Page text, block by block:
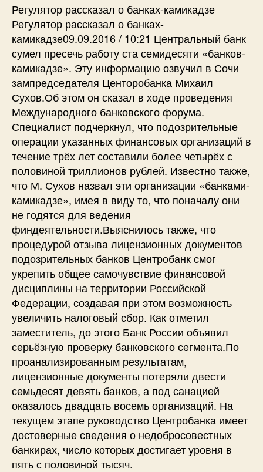
Регулятор рассказал о банках-камикадзе
Регулятор рассказал о банках-
камикадзе09.09.2016 / 10:21 Центральный банк
сумел пресечь работу ста семидесяти «банков-
камикадзе». Эту информацию озвучил в Сочи
зампредседателя Центоробанка Михаил
Сухов.Об этом он сказал в ходе проведения
Международного банковского форума.
Специалист подчеркнул, что подозрительные
операции указанных финансовых организаций в
течение трёх лет составили более четырёх с
половиной триллионов рублей. Известно также,
что М. Сухов назвал эти организации «банками-
камикадзе», имея в виду то, что поначалу они
не годятся для ведения
финдеятельности.Выяснилось также, что
процедурой отзыва лицензионных документов
подозрительных банков Центробанк смог
укрепить общее самочувствие финансовой
дисциплины на территории Российской
Федерации, создавая при этом возможность
увеличить налоговый сбор. Как отметил
заместитель, до этого Банк России объявил
серьёзную проверку банковского сегмента.По
проанализированным результатам,
лицензионные документы потеряли двести
семьдесят девять банков, а под санацией
оказалось двадцать восемь организаций. На
текущем этапе руководство Центробанка имеет
достоверные сведения о недобросовестных
банкирах, число которых достигает уровня в
пять с половиной тысяч.